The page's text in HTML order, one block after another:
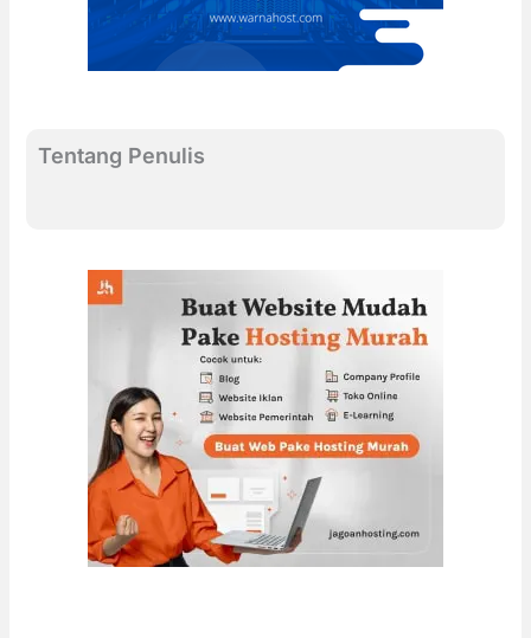
Tentang Penulis